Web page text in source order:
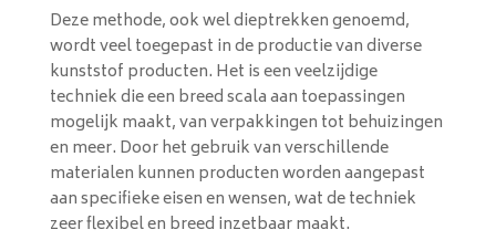
Deze methode, ook wel dieptrekken genoemd,
wordt veel toegepast in de productie van diverse
kunststof producten. Het is een veelzijdige
techniek die een breed scala aan toepassingen
mogelijk maakt, van verpakkingen tot behuizingen
en meer. Door het gebruik van verschillende
materialen kunnen producten worden aangepast
aan specifieke eisen en wensen, wat de techniek
zeer flexibel en breed inzetbaar maakt.